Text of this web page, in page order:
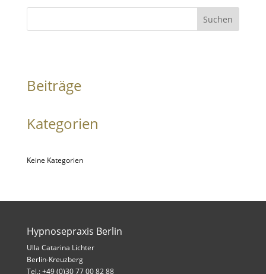
Suchen
Beiträge
Kategorien
Keine Kategorien
Hypnosepraxis Berlin
Ulla Catarina Lichter
Berlin-Kreuzberg
Tel.: +49 (0)30 77 00 82 88